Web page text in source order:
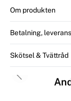
Om produkten
Betalning,
Skötsel & Tvättråd
Previous slide